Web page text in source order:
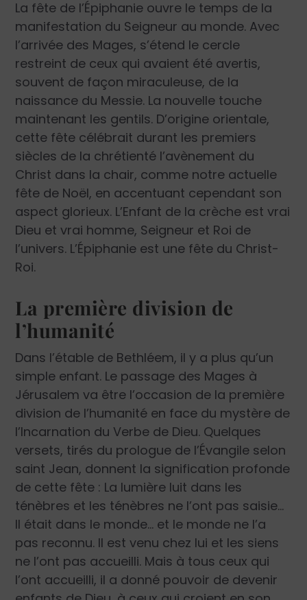
La fête de l’Épiphanie ouvre le temps de la
manifestation du Seigneur au monde. Avec
l’arrivée des Mages, s’étend le cercle
restreint de ceux qui avaient été avertis,
souvent de façon miraculeuse, de la
naissance du Messie. La nouvelle touche
maintenant les gentils. D’origine orientale,
cette fête célébrait durant les premiers
siècles de la chrétienté l’avènement du
Christ dans la chair, comme notre actuelle
fête de Noël, en accentuant cependant son
aspect glorieux. L’Enfant de la crèche est vrai
Dieu et vrai homme, Seigneur et Roi de
l’univers. L’Épiphanie est une fête du Christ-
Roi.
La première division de
l’humanité
Dans l’étable de Bethléem, il y a plus qu’un
simple enfant. Le passage des Mages à
Jérusalem va être l’occasion de la première
division de l’humanité en face du mystère de
l’Incarnation du Verbe de Dieu. Quelques
versets, tirés du prologue de l’Évangile selon
saint Jean, donnent la signification profonde
de cette fête : La lumière luit dans les
ténèbres et les ténèbres ne l’ont pas saisie…
Il était dans le monde… et le monde ne l’a
pas reconnu. Il est venu chez lui et les siens
ne l’ont pas accueilli. Mais à tous ceux qui
l’ont accueilli, il a donné pouvoir de devenir